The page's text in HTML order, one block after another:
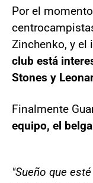
Por el
Zinchenko, y
club está
Stones y
Finalmente
equipo, el
"Sueño que